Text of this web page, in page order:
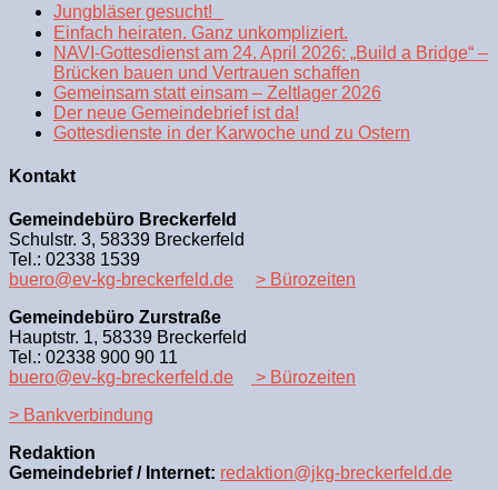
Jungbläser gesucht!
Einfach heiraten. Ganz unkompliziert.
NAVI-Gottesdienst am 24. April 2026: „Build a Bridge“ –
Brücken bauen und Vertrauen schaffen
Gemeinsam statt einsam – Zeltlager 2026
Der neue Gemeindebrief ist da!
Gottesdienste in der Karwoche und zu Ostern
Kontakt
Gemeindebüro Breckerfeld
Schulstr. 3, 58339 Breckerfeld
Tel.: 02338 1539
buero@ev-kg-breckerfeld.de
> Bürozeiten
Gemeindebüro Zurstraße
Hauptstr. 1, 58339 Breckerfeld
Tel.: 02338 900 90 11
buero@ev-kg-breckerfeld.de
> Bürozeiten
> Bankverbindung
Redaktion
Gemeindebrief / Internet: redaktion@jkg-breckerfeld.de